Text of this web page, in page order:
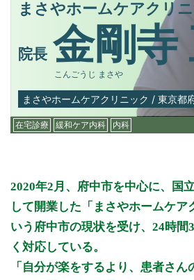
まさやホームケアクリ
院長 金剛寺
こんごうじ まさや
まさやホームケアクリニック / 東京都
在宅診療 緩和ケア内科 内科
2020年2月、府中市を中心に、国
して開業した「まさやホームケ
いう府中市の現状を受け、24時
く対応している。
「自分が楽をするより、患者さ